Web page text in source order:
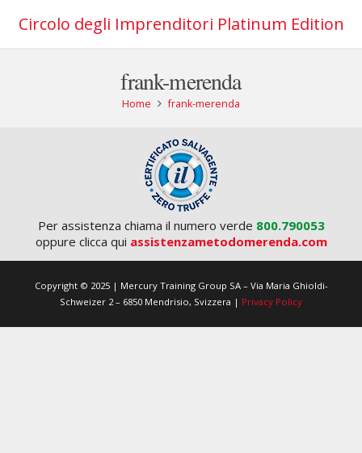
Circolo degli Imprenditori Platinum Edition
frank-merenda
Home frank-merenda
Per assistenza chiama il numero verde 800.790053
oppure clicca qui assistenzametodomerenda.com
Copyright © 2025 | Mercury Training Group SA – Via Maria Ghioldi-
Schweizer 2 – 6850 Mendrisio, Svizzera | Privacy Policy